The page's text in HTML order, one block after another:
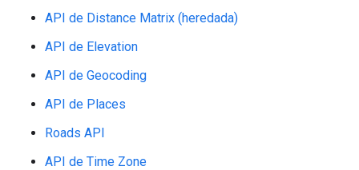
API de Distance Matrix (heredada)
API de Elevation
API de Geocoding
API de Places
Roads API
API de Time Zone